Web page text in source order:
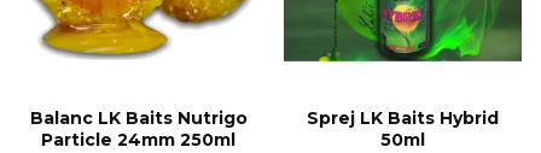
Balanc LK Baits Nutrigo
Particle 24mm 250ml
Sprej LK Baits Hybrid
50ml